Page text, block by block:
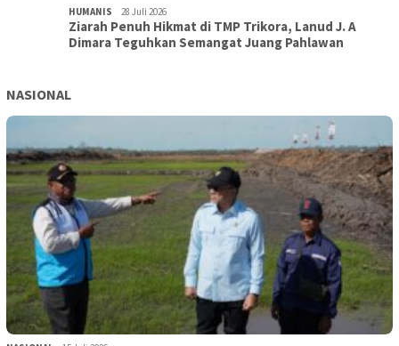
HUMANIS 28 Juli 2026
Ziarah Penuh Hikmat di TMP Trikora, Lanud J. A
Dimara Teguhkan Semangat Juang Pahlawan
NASIONAL